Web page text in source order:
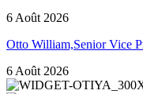
6 Août 2026
Otto William,Senior Vice
6 Août 2026